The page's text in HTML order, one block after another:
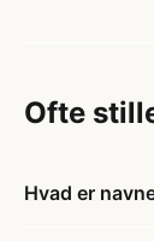
Ofte
Hvad er